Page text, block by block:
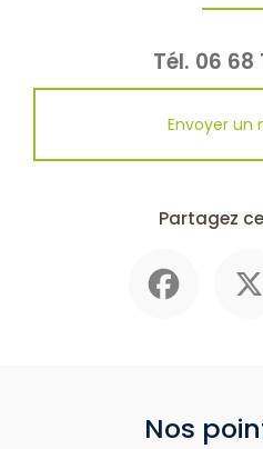
Tél. 06 68
Envoyer un
Partagez
Nos